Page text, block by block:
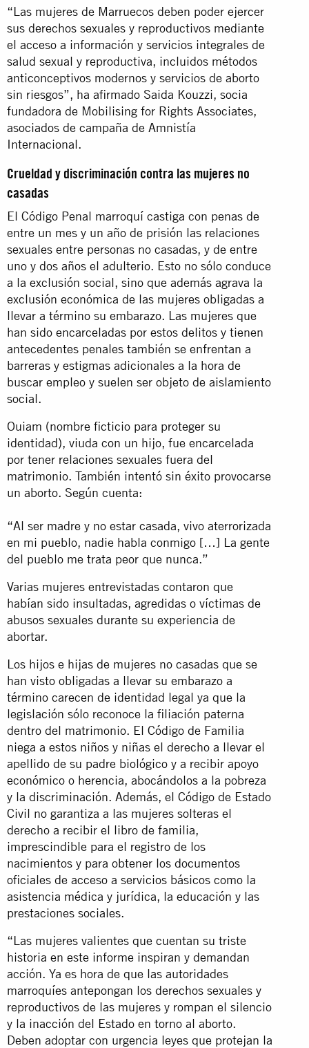
“Las mujeres de Marruecos deben poder ejercer
sus derechos sexuales y reproductivos mediante
el acceso a información y servicios integrales de
salud sexual y reproductiva, incluidos métodos
anticonceptivos modernos y servicios de aborto
sin riesgos”, ha afirmado Saida Kouzzi, socia
fundadora de Mobilising for Rights Associates,
asociados de campaña de Amnistía
Internacional.
Crueldad y discriminación contra las mujeres no
casadas
El Código Penal marroquí castiga con penas de
entre un mes y un año de prisión las relaciones
sexuales entre personas no casadas, y de entre
uno y dos años el adulterio. Esto no sólo conduce
a la exclusión social, sino que además agrava la
exclusión económica de las mujeres obligadas a
llevar a término su embarazo. Las mujeres que
han sido encarceladas por estos delitos y tienen
antecedentes penales también se enfrentan a
barreras y estigmas adicionales a la hora de
buscar empleo y suelen ser objeto de aislamiento
social.
Ouiam (nombre ficticio para proteger su
identidad), viuda con un hijo, fue encarcelada
por tener relaciones sexuales fuera del
matrimonio. También intentó sin éxito provocarse
un aborto. Según cuenta:
“Al ser madre y no estar casada, vivo aterrorizada
en mi pueblo, nadie habla conmigo […] La gente
del pueblo me trata peor que nunca.”
Varias mujeres entrevistadas contaron que
habían sido insultadas, agredidas o víctimas de
abusos sexuales durante su experiencia de
abortar.
Los hijos e hijas de mujeres no casadas que se
han visto obligadas a llevar su embarazo a
término carecen de identidad legal ya que la
legislación sólo reconoce la filiación paterna
dentro del matrimonio. El Código de Familia
niega a estos niños y niñas el derecho a llevar el
apellido de su padre biológico y a recibir apoyo
económico o herencia, abocándolos a la pobreza
y la discriminación. Además, el Código de Estado
Civil no garantiza a las mujeres solteras el
derecho a recibir el libro de familia,
imprescindible para el registro de los
nacimientos y para obtener los documentos
oficiales de acceso a servicios básicos como la
asistencia médica y jurídica, la educación y las
prestaciones sociales.
“Las mujeres valientes que cuentan su triste
historia en este informe inspiran y demandan
acción. Ya es hora de que las autoridades
marroquíes antepongan los derechos sexuales y
reproductivos de las mujeres y rompan el silencio
y la inacción del Estado en torno al aborto.
Deben adoptar con urgencia leyes que protejan la